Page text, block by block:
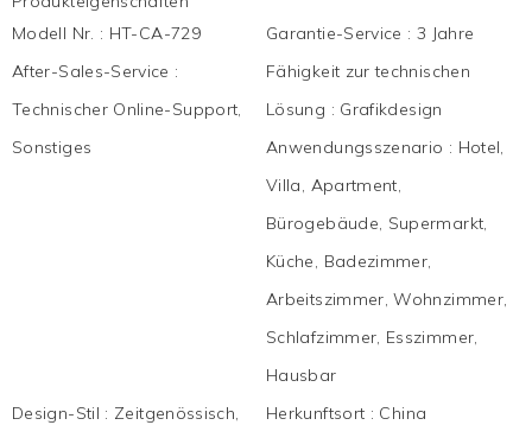
Modell Nr. : HT-CA-729 Garantie-Service : 3 Jahre
After-Sales-Service :
Technischer Online-Support,
Sonstiges
Fähigkeit zur technischen
Lösung : Grafikdesign
Anwendungsszenario : Hotel,
Villa, Apartment,
Bürogebäude, Supermarkt,
Küche, Badezimmer,
Arbeitszimmer, Wohnzimmer,
Schlafzimmer, Esszimmer,
Hausbar
Design-Stil : Zeitgenössisch,
Herkunftsort : China